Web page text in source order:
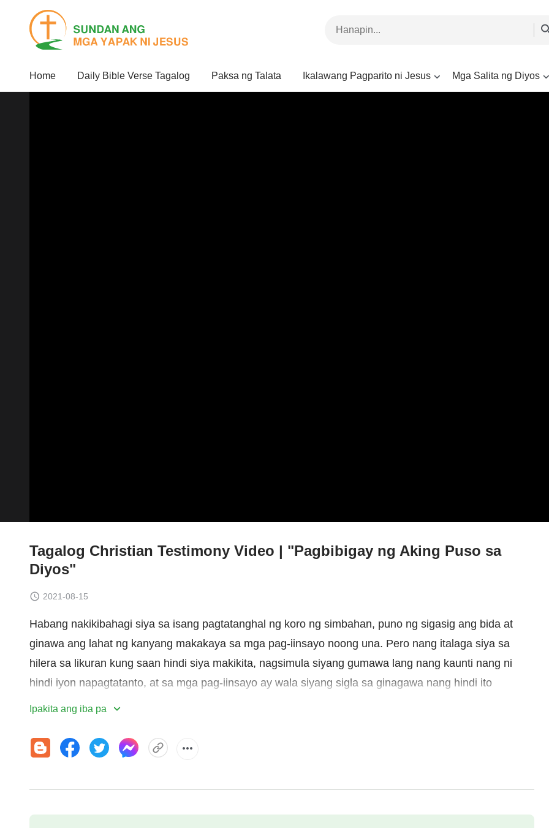
Home Daily Bible Verse Tagalog Paksa ng Talata Ikalawang Pagparito ni Jesus Mga Salita ng Diyos
Tagalog Christian Testimony Video | "Pagbibigay ng Aking Puso sa
Diyos"
2021-08-15
Habang nakikibahagi siya sa isang pagtatanghal ng koro ng simbahan, puno ng sigasig ang bida at
ginawa ang lahat ng kanyang makakaya sa mga pag-iinsayo noong una. Pero nang italaga siya sa
hilera sa likuran kung saan hindi siya makikita, nagsimula siyang gumawa lang nang kaunti nang ni
hindi iyon napagtatanto, at sa mga pag-iinsayo ay wala siyang sigla sa ginagawa nang hindi ito
sinasamahan ng puso. Nang matapos lang ang pagsasapelikula niya napagtanto na wala siyang
makaramdam ng pagkabalisa at nagnilay-nilay sa kanyang sarili. Nagkamit siya ng ilang pagkaunawa
sa kanyang tiwaling disposisyon sa pamamagitan ng
karagdagang pagsasapelikula. Paano niya hinarap ang mga pag-iinsayo noon? Ano ang nakamit niya
Ipakita ang iba pa